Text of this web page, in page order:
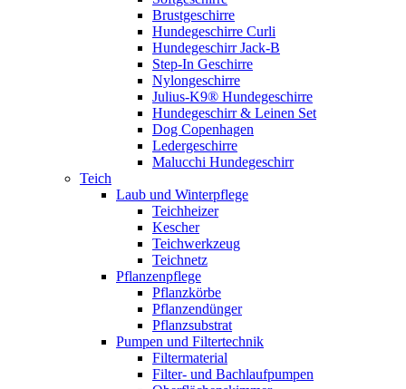
Brustgeschirre
Hundegeschirre Curli
Hundegeschirr Jack-B
Step-In Geschirre
Nylongeschirre
Julius-K9® Hundegeschirre
Hundegeschirr & Leinen Set
Dog Copenhagen
Ledergeschirre
Malucchi Hundegeschirr
Teich
Laub und Winterpflege
Teichheizer
Kescher
Teichwerkzeug
Teichnetz
Pflanzenpflege
Pflanzkörbe
Pflanzendünger
Pflanzsubstrat
Pumpen und Filtertechnik
Filtermaterial
Filter- und Bachlaufpumpen